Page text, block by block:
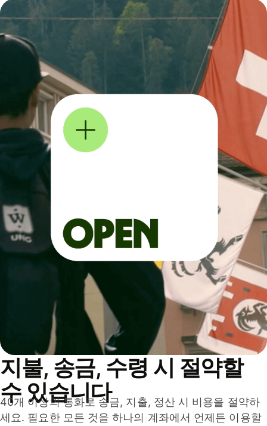
지불, 송금, 수령 시 절약할
수 있습니다
40개 이상의 통화로 송금, 지출, 정산 시 비용을 절약하
세요. 필요한 모든 것을 하나의 계좌에서 언제든 이용할